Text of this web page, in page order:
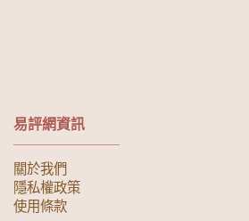
易評網資訊
關於我們
隱私權政策
使用條款